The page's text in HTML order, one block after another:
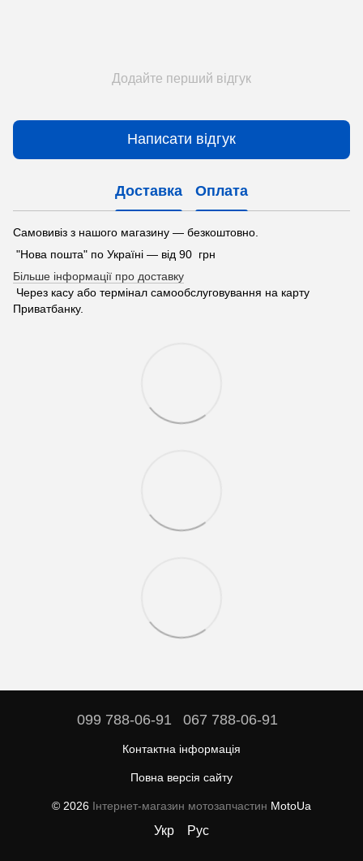
Додайте перший відгук
Написати відгук
Доставка Оплата
Самовивіз з нашого магазину — безкоштовно.
"Нова пошта" по Україні — від 90 грн
Більше інформації про доставку
Через касу або термінал самообслуговування на карту
Приватбанку.
099 788-06-91 067 788-06-91
Контактна інформація
Повна версія сайту
© 2026 Інтернет-магазин мотозапчастин MotoUa
Укр Рус